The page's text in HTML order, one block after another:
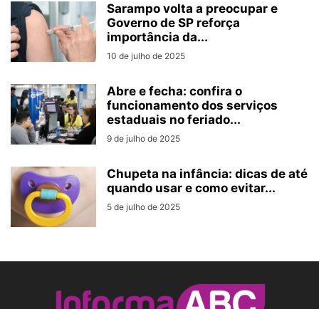
Sarampo volta a preocupar e
Governo de SP reforça
importância da...
10 de julho de 2025
Abre e fecha: confira o
funcionamento dos serviços
estaduais no feriado...
9 de julho de 2025
Chupeta na infância: dicas de até
quando usar e como evitar...
5 de julho de 2025